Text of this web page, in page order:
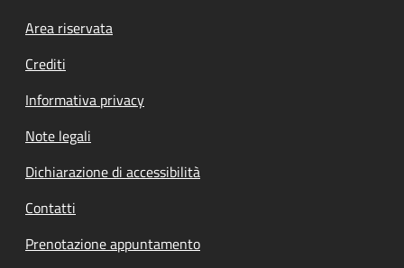
Footer menu
Area riservata
Crediti
Informativa privacy
Note legali
Dichiarazione di accessibilità
Contatti
Prenotazione appuntamento